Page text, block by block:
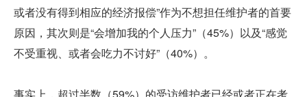
或者没有得到相应的经济报偿”作为不想担任维护者的首要
原因，其次则是“会增加我的个人压力”（45%）以及“感觉
不受重视、或者会吃力不讨好”（40%）。
事实上，超过半数（59%）的受访维护者已经或者正在考